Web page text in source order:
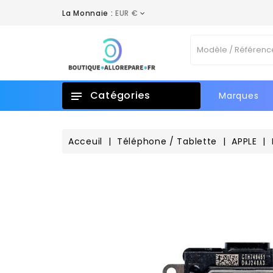
La Monnaie : EUR €
Catégories Marques
Acceuil Téléphone / Tablette APPLE